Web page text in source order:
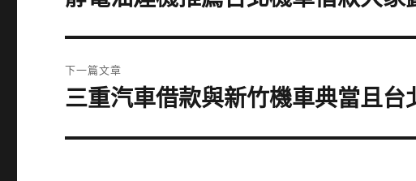
篇
文
章:
下一篇文章
下
篇
三重汽車借款與新竹機車典當且